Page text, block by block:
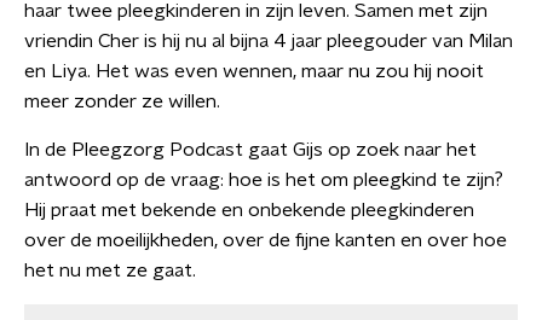
haar twee pleegkinderen in zijn leven. Samen met zijn
vriendin Cher is hij nu al bijna 4 jaar pleegouder van Milan
en Liya. Het was even wennen, maar nu zou hij nooit
meer zonder ze willen.
In de Pleegzorg Podcast gaat Gijs op zoek naar het
antwoord op de vraag: hoe is het om pleegkind te zijn?
Hij praat met bekende en onbekende pleegkinderen
over de moeilijkheden, over de fijne kanten en over hoe
het nu met ze gaat.